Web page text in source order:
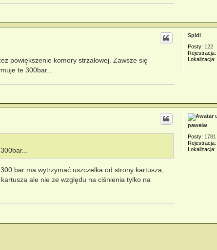
Spidi
Posty: 122
Rejestracja:
Lokalizacja:
powiększenie komory strzałowej. Zawsze się
te 300bar...
pawelw
Posty: 1781
Rejestracja:
Lokalizacja:
bar ma wytrzymać uszczelka od strony kartusza,
ale nie ze względu na ciśnienia tylko na